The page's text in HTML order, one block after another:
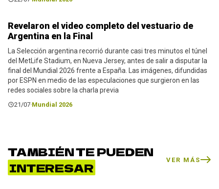
Noticias
Revelaron el video completo del vestuario de
Argentina en la Final
La Selección argentina recorrió durante casi tres minutos el túnel
del MetLife Stadium, en Nueva Jersey, antes de salir a disputar la
final del Mundial 2026 frente a España. Las imágenes, difundidas
por ESPN en medio de las especulaciones que surgieron en las
redes sociales sobre la charla previa
21/07·Mundial 2026
TAMBIÉN TE PUEDEN
INTERESAR
VER MÁS